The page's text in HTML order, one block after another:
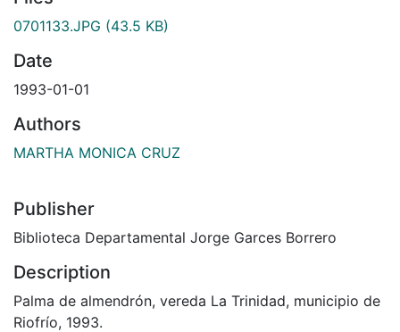
0701133.JPG (43.5 KB)
Date
1993-01-01
Authors
MARTHA MONICA CRUZ
Publisher
Biblioteca Departamental Jorge Garces Borrero
Description
Palma de almendrón, vereda La Trinidad, municipio de
Riofrío, 1993.